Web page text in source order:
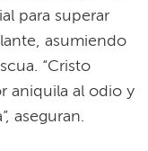
para superar
asumiendo
“Cristo
aniquila al odio y
aseguran.